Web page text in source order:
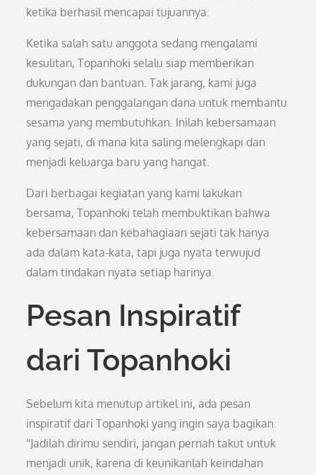
ketika berhasil mencapai tujuannya.
Ketika salah satu anggota sedang mengalami
kesulitan, Topanhoki selalu siap memberikan
dukungan dan bantuan. Tak jarang, kami juga
mengadakan penggalangan dana untuk membantu
sesama yang membutuhkan. Inilah kebersamaan
yang sejati, di mana kita saling melengkapi dan
menjadi keluarga baru yang hangat.
Dari berbagai kegiatan yang kami lakukan
bersama, Topanhoki telah membuktikan bahwa
kebersamaan dan kebahagiaan sejati tak hanya
ada dalam kata-kata, tapi juga nyata terwujud
dalam tindakan nyata setiap harinya.
Pesan Inspiratif
dari Topanhoki
Sebelum kita menutup artikel ini, ada pesan
inspiratif dari Topanhoki yang ingin saya bagikan.
“Jadilah dirimu sendiri, jangan pernah takut untuk
menjadi unik, karena di keunikanlah keindahan